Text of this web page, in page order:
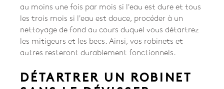
au moins une fois par mois si l'eau est dure et tous
les trois mois si l'eau est douce, procéder à un
nettoyage de fond au cours duquel vous détartrez
les mitigeurs et les becs. Ainsi, vos robinets et
autres resteront durablement fonctionnels.
DÉTARTRER UN ROBINET